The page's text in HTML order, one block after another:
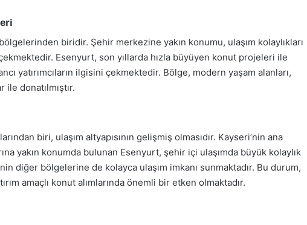
biridir. Şehir merkezine yakın konumu, ulaşım kolaylıkları
Esenyurt, son yıllarda hızla büyüyen konut projeleri ile
yatırımcıların ilgisini çekmektedir. Bölge, modern yaşam alanları,
donatılmıştır.
biri, ulaşım altyapısının gelişmiş olmasıdır. Kayseri’nin ana
yakın konumda bulunan Esenyurt, şehir içi ulaşımda büyük kolaylık
diğer bölgelerine de kolayca ulaşım imkanı sunmaktadır. Bu durum,
amaçlı konut alımlarında önemli bir etken olmaktadır.